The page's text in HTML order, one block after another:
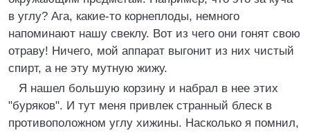
в углу? Ага, какие-то корнеплоды, немного
напоминают нашу свеклу. Вот из чего они гонят свою
отраву! Ничего, мой аппарат выгонит из них чистый
спирт, а не эту мутную жижу.
Я нашел большую корзину и набрал в нее этих
"буряков". И тут меня привлек странный блеск в
противоположном углу хижины. Насколько я помнил,